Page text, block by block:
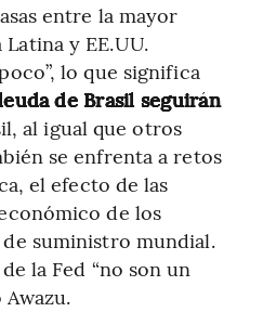
entre la mayor
y EE.UU.
lo que significa
de Brasil seguirán
al igual que otros
se enfrenta a retos
el efecto de las
de los
suministro mundial.
la Fed “no son un